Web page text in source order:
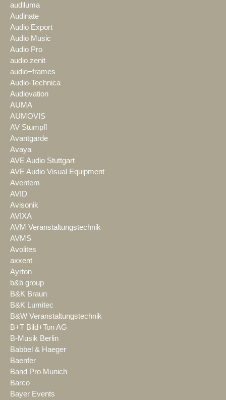
audiluma
Audinate
Audio Export
Audio Music
Audio Pro
audio zenit
audio+frames
Audio-Technica
Audiovation
AUMA
AUMOVIS
AV Stumpfl
Avantgarde
Avaya
AVE Audio Stuttgart
AVE Audio Visual Equipment
Aventem
AVID
Avisonik
AVIXA
AVM Veranstaltungstechnik
AVMS
Avolites
axxent
Ayrton
b&b group
B&K Braun
B&K Lumitec
B&W Veranstaltungstechnik
B+T Bild+Ton AG
B-Musik Berlin
Babbel & Haeger
Baenfer
Band Pro Munich
Barco
Bayer Events